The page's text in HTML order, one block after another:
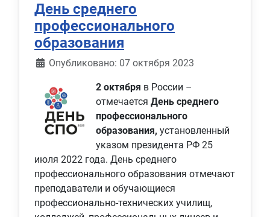
День среднего
профессионального
образования
Информация о материале
Опубликовано: 07 октября 2023
2 октября в России –
отмечается День среднего
профессионального
образования, установленный
указом президента РФ 25
июля 2022 года. День среднего
профессионального образования отмечают
преподаватели и обучающиеся
профессионально-технических училищ,